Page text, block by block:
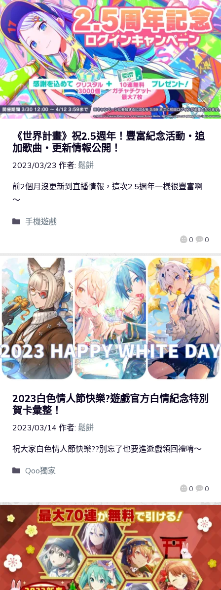
《世界計畫》祝2.5週年！豐富紀念活動・追
加歌曲・更新情報公開！
2023/03/23 作者: 鬆餅
0 0
前2個月沒更新到直播情報，這次2.5週年一樣很豐富啊
～
手機遊戲
2023白色情人節快樂?遊戲官方白情紀念特別
賀卡彙整！
2023/03/14 作者: 鬆餅
0 0
祝大家白色情人節快樂??別忘了也要進遊戲領回禮唷～
Qoo獨家